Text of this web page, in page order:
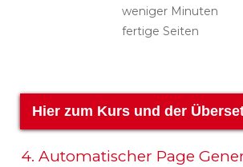
weniger Minuten
fertige Seiten
Hier zum Kurs und der
4. Automatischer Page